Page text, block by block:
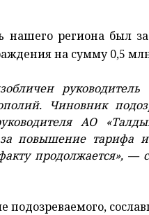
нашего региона был
на сумму 0,5
руководитель
Чиновник
АО
за повышение тарифа
продолжается», —